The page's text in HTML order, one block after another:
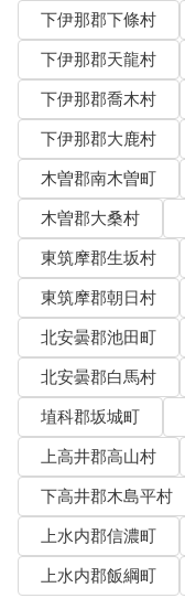
下伊那郡下條村
下伊那郡天龍村
下伊那郡喬木村
下伊那郡大鹿村
木曽郡南木曽町
木曽郡大桑村
東筑摩郡生坂村
東筑摩郡朝日村
北安曇郡池田町
北安曇郡白馬村
埴科郡坂城町
上高井郡高山村
下高井郡木島平村
上水内郡信濃町
上水内郡飯綱町